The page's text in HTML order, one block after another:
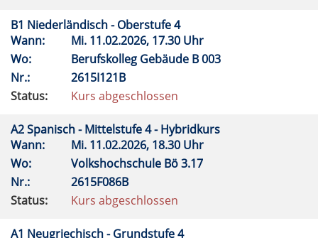
B1 Niederländisch - Oberstufe 4
Wann:
Mi. 11.02.2026, 17.30 Uhr
Wo:
Berufskolleg Gebäude B 003
Nr.:
2615I121B
Status:
Kurs abgeschlossen
A2 Spanisch - Mittelstufe 4 - Hybridkurs
Wann:
Mi. 11.02.2026, 18.30 Uhr
Wo:
Volkshochschule Bö 3.17
Nr.:
2615F086B
Status:
Kurs abgeschlossen
A1 Neugriechisch - Grundstufe 4